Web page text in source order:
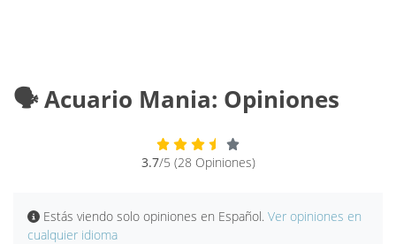
🗣️ Acuario Mania: Opiniones
3.7/5 (28 Opiniones)
Estás viendo solo opiniones en Español. Ver opiniones en
cualquier idioma